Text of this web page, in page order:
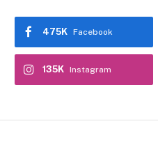
Facebook
475K
Instagram
135K